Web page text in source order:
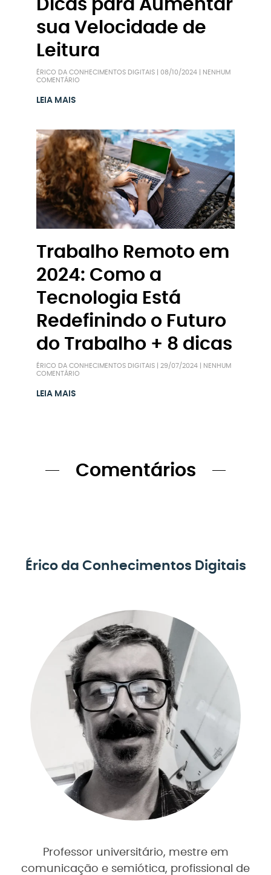
Dicas para Aumentar
sua Velocidade de
Leitura
ÉRICO DA CONHECIMENTOS DIGITAIS 08/10/2024
NENHUM
COMENTÁRIO
LEIA MAIS
Trabalho Remoto em
2024: Como a
Tecnologia Está
Redefinindo o Futuro
do Trabalho + 8 dicas
ÉRICO DA CONHECIMENTOS DIGITAIS 29/07/2024
NENHUM
COMENTÁRIO
LEIA MAIS
Comentários
Érico da Conhecimentos Digitais
Professor universitário, mestre em
comunicação e semiótica, profissional de